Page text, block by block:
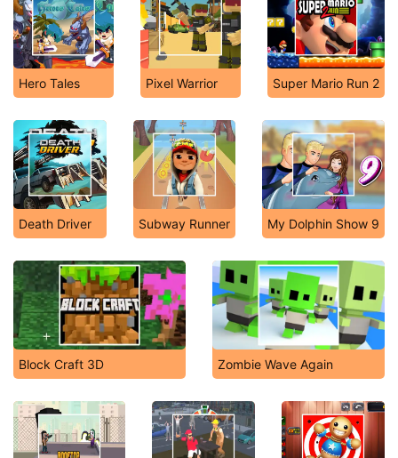
Hero Tales Pixel Warrior Super Mario Run 2
Death Driver Subway Runner My Dolphin Show 9
Block Craft 3D Zombie Wave Again